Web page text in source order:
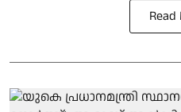
Read